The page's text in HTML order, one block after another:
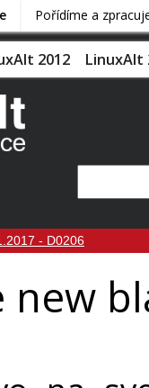
Pořídíme a
2012 LinuxAlt
- D0206
new